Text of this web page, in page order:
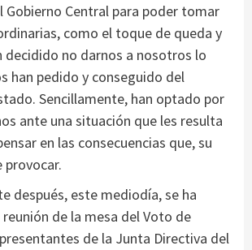
Gobierno Central para poder tomar
como el toque de queda y
decidido no darnos a nosotros lo
han pedido y conseguido del
Sencillamente, han optado por
ante una situación que les resulta
en las consecuencias que, su
provocar.
después, este mediodía, se ha
de la mesa del Voto de
de la Junta Directiva del